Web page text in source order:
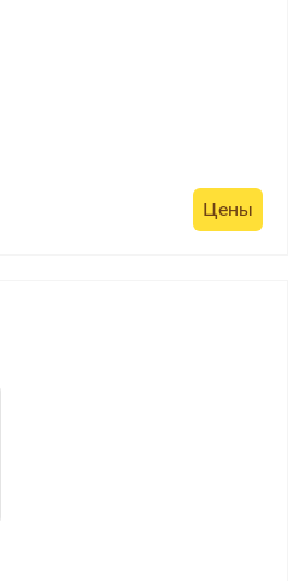
Цены